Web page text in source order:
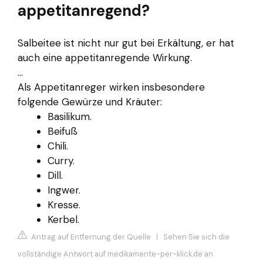
appetitanregend?
Salbeitee ist nicht nur gut bei Erkältung, er hat
auch eine appetitanregende Wirkung.
...
Als Appetitanreger wirken insbesondere
folgende Gewürze und Kräuter:
Basilikum.
Beifuß
Chili.
Curry.
Dill.
Ingwer.
Kresse.
Kerbel.
Antrag auf Entfernung der Quelle | Sehen Sie sich die
vollständige Antwort auf medikamente-per-klick.de an